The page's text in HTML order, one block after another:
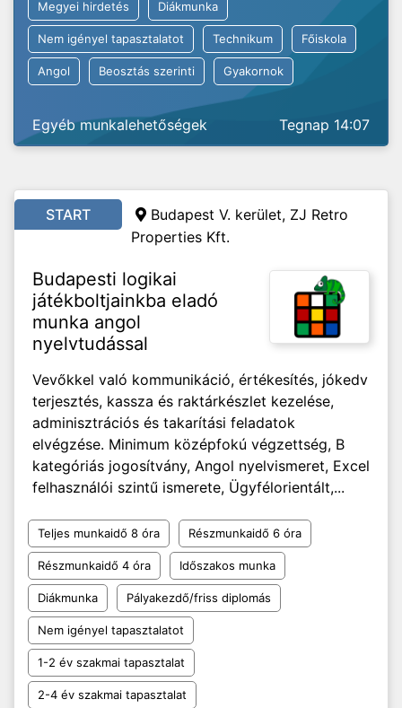
Megyei hirdetés Diákmunka
Nem igényel tapasztalatot Technikum Főiskola
Angol Beosztás szerinti Gyakornok
Egyéb munkalehetőségek Tegnap 14:07
START
Budapest V. kerület, ZJ Retro
Properties Kft.
Budapesti logikai
játékboltjainkba eladó
munka angol
nyelvtudással
Vevőkkel való kommunikáció, értékesítés, jókedv
terjesztés, kassza és raktárkészlet kezelése,
adminisztrációs és takarítási feladatok
elvégzése. Minimum középfokú végzettség, B
kategóriás jogosítvány, Angol nyelvismeret, Excel
felhasználói szintű ismerete, Ügyfélorientált,...
Teljes munkaidő 8 óra Részmunkaidő 6 óra
Részmunkaidő 4 óra Időszakos munka
Diákmunka Pályakezdő/friss diplomás
Nem igényel tapasztalatot
1-2 év szakmai tapasztalat
2-4 év szakmai tapasztalat